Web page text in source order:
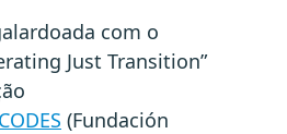
com o
Just Transition”
(Fundación